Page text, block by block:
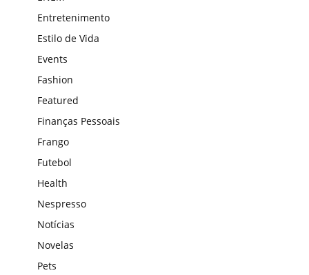
Entretenimento
Estilo de Vida
Events
Fashion
Featured
Finanças Pessoais
Frango
Futebol
Health
Nespresso
Notícias
Novelas
Pets